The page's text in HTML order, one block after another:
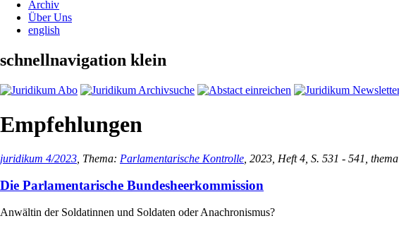
Archiv
Über Uns
english
schnellnavigation klein
Empfehlungen
juridikum 4/2023 , Thema: Parlamentarische Kontrolle , 2023, Heft 4, S. 531 - 541, thema
Die Parlamentarische Bundesheerkommission
Anwältin der Soldatinnen und Soldaten oder Anachronismus?